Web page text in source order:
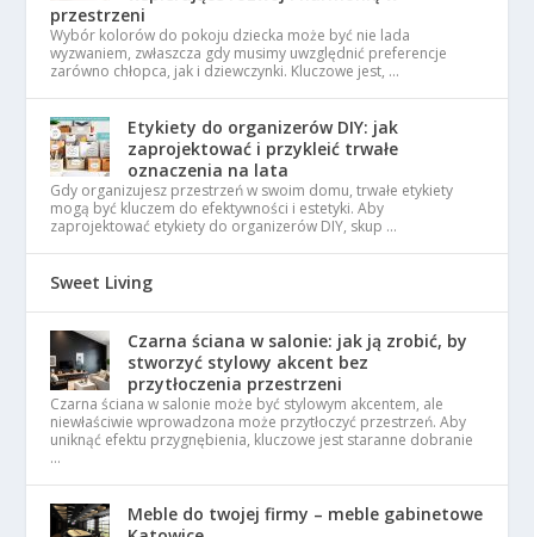
przestrzeni
Wybór kolorów do pokoju dziecka może być nie lada
wyzwaniem, zwłaszcza gdy musimy uwzględnić preferencje
zarówno chłopca, jak i dziewczynki. Kluczowe jest, …
Etykiety do organizerów DIY: jak
zaprojektować i przykleić trwałe
oznaczenia na lata
Gdy organizujesz przestrzeń w swoim domu, trwałe etykiety
mogą być kluczem do efektywności i estetyki. Aby
zaprojektować etykiety do organizerów DIY, skup …
Sweet Living
Czarna ściana w salonie: jak ją zrobić, by
stworzyć stylowy akcent bez
przytłoczenia przestrzeni
Czarna ściana w salonie może być stylowym akcentem, ale
niewłaściwie wprowadzona może przytłoczyć przestrzeń. Aby
uniknąć efektu przygnębienia, kluczowe jest staranne dobranie
…
Meble do twojej firmy – meble gabinetowe